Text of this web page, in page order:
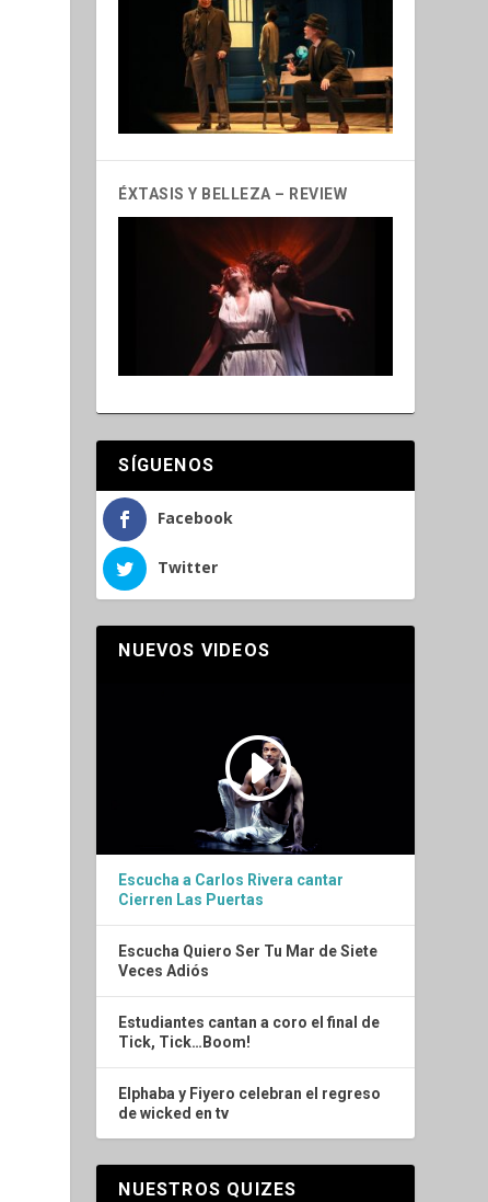
ÉXTASIS Y BELLEZA – REVIEW
SÍGUENOS
Facebook
Twitter
NUEVOS VIDEOS
Escucha a Carlos Rivera cantar
Cierren Las Puertas
Escucha Quiero Ser Tu Mar de Siete
Veces Adiós
Estudiantes cantan a coro el final de
Tick, Tick…Boom!
Elphaba y Fiyero celebran el regreso
de wicked en tv
NUESTROS QUIZES